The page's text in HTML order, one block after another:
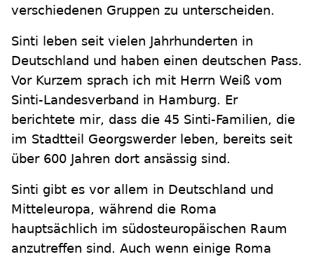
verschiedenen Gruppen zu unterscheiden.
Sinti leben seit vielen Jahrhunderten in
Deutschland und haben einen deutschen Pass.
Vor Kurzem sprach ich mit Herrn Weiß vom
Sinti-Landesverband in Hamburg. Er
berichtete mir, dass die 45 Sinti-Familien, die
im Stadtteil Georgswerder leben, bereits seit
über 600 Jahren dort ansässig sind.
Sinti gibt es vor allem in Deutschland und
Mitteleuropa, während die Roma
hauptsächlich im südosteuropäischen Raum
anzutreffen sind. Auch wenn einige Roma